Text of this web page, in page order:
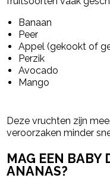
Banaan
Peer
Appel (gekookt of
Perzik
Avocado
Mango
Deze vruchten zijn
veroorzaken minder
MAG EEN BABY
ANANAS?